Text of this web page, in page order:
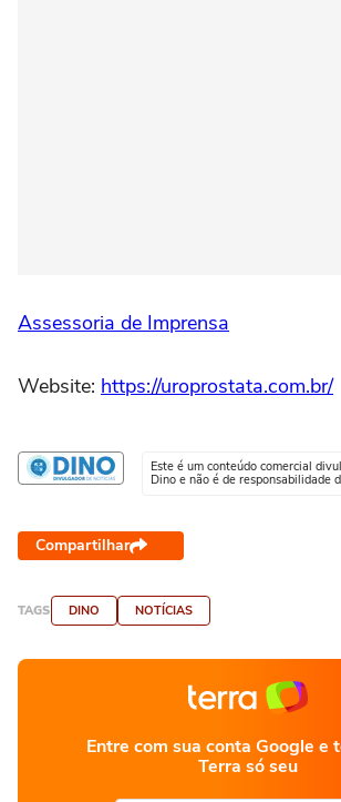
Assessoria de Imprensa
Website: https://uroprostata.com.br/
Este é um conteúdo comercial
Dino e não é de responsabilidade
Compartilhar
TAGS DINO NOTÍCIAS
Entre com sua conta Google e
Terra só seu